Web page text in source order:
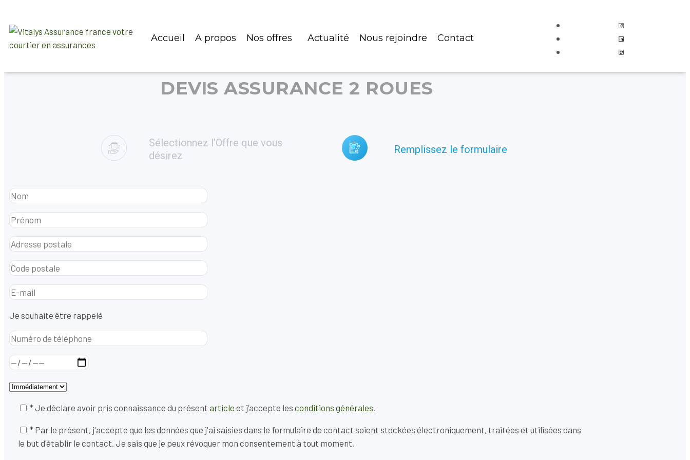
Accueil A propos Nos offres Actualité Nous rejoindre Contact
DEVIS ASSURANCE 2 ROUES
Sélectionnez l’Offre que vous
désirez
Remplissez le formulaire
Je souhaite être rappelé
* Je déclare avoir pris connaissance du présent article et j’accepte les conditions générales.
* Par le présent, j'accepte que les données que j'ai saisies dans le formulaire de contact soient stockées électroniquement, traitées et utilisées dans
le but d'établir le contact. Je sais que je peux révoquer mon consentement à tout moment.